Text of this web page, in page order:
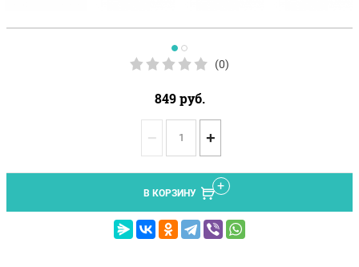
(0)
849руб.
− +
В КОРЗИНУ